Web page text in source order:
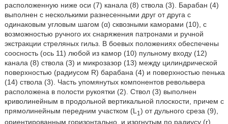
расположенную ниже оси (7) канала (8) ствола (3). Барабан (4)
выполнен с несколькими разнесенными друг от друга с
одинаковым угловым шагом (α) сквозными каморами (10), с
возможностью ручного их снаряжения патронами и ручной
экстракции стреляных гильз. В боевых положениях обеспечены
соосность (ось 11) любой из камор (10) пульному входу (12)
канала (8) ствола (3) и микрозазор (13) между цилиндрической
поверхностью (радиусом R) барабана (4) и поверхностью пенька
(14) ствола (3). Часть упомянутых компонентов револьвера
расположена в полости рукоятки (2). Ствол (3) выполнен
криволинейным в продольной вертикальной плоскости, причем с
прямолинейным передним участком (L 1 ) от дульного среза (9),
ориентированным горизонтально, и изогнутым по радиусу (r)